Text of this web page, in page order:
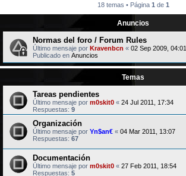
18 temas • Página 1 de 1
Anuncios
Normas del foro / Forum Rules
Último mensaje por Kravenbcn « 02 Sep 2009, 04:01
Publicado en Anuncios
Temas
Tareas pendientes
Último mensaje por m0skit0 « 24 Jul 2011, 17:34
Respuestas: 9
Organización
Último mensaje por Yn$an€ « 04 Mar 2011, 13:07
Respuestas: 67
Documentación
Último mensaje por m0skit0 « 27 Feb 2011, 18:54
Respuestas: 5